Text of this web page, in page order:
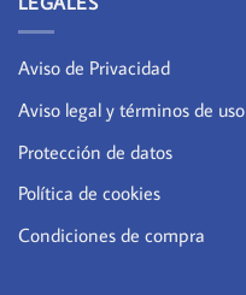
Aviso de Privacidad
Aviso legal y términos de uso
Protección de datos
Política de cookies
Condiciones de compra